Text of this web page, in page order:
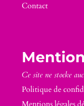
Contact
Ce site ne stocke
Politique de
Mentions légales